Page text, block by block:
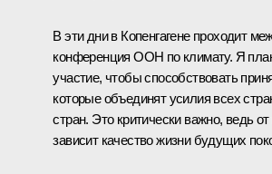
В эти дни в Копенгагене проходит
конференция ООН по климату. Я
участие, чтобы способствовать
которые объединят усилия всех
стран. Это критически важно, ведь
зависит качество жизни будущих